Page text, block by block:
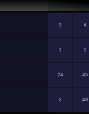
3 4
1 1
24 45
2 43